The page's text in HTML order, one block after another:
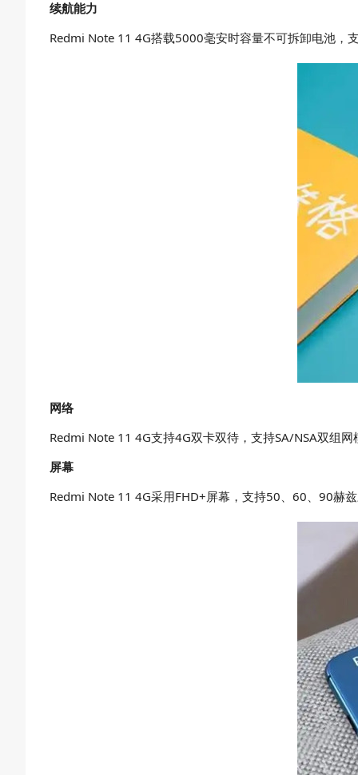
续航能力
Redmi Note 11 4G搭载5000毫安时容量不可拆卸电池，
网络
Redmi Note 11 4G支持4G双卡双待，支持SA/NSA双组
屏幕
Redmi Note 11 4G采用FHD+屏幕，支持50、60、90赫